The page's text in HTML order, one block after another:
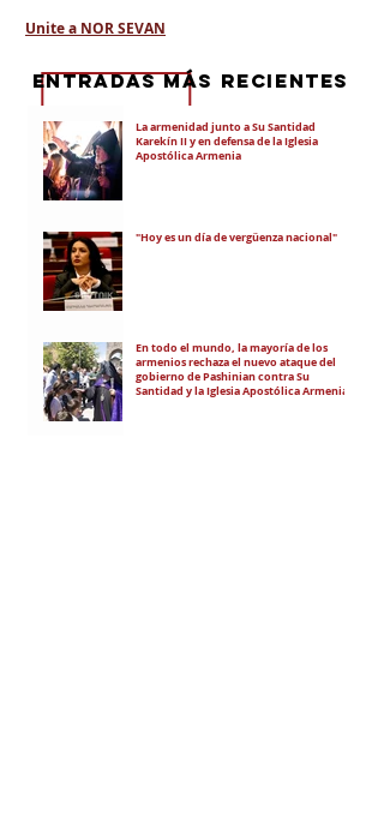
Unite a NOR SEVAN
La armenidad junto a Su Santidad
Karekín II y en defensa de la Iglesia
Apostólica Armenia
"Hoy es un día de vergüenza nacional"
En todo el mundo, la mayoría de los
armenios rechaza el nuevo ataque del
gobierno de Pashinian contra Su
Santidad y la Iglesia Apostólica Armenia
eNTRADAS MÁS RECIENTES